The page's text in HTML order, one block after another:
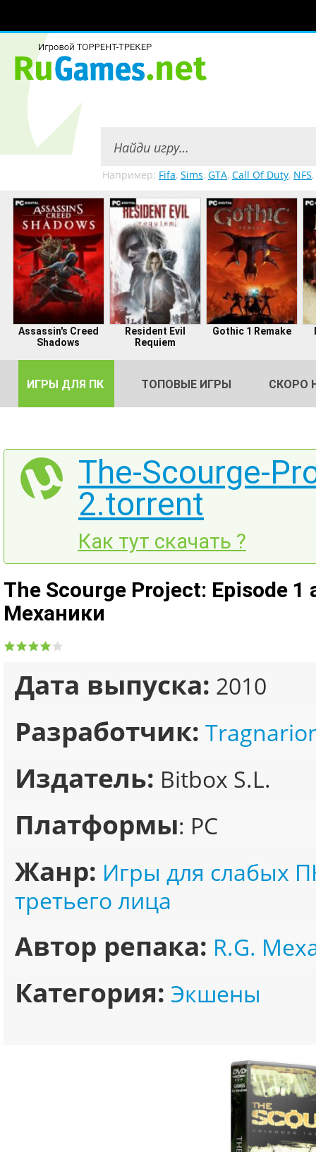
Например: Fifa, Sims, GTA, Call Of Duty, NFS,
Assassin's Creed
Shadows
Resident Evil
Requiem
Gothic 1 Remake
ИГРЫ ДЛЯ ПК ТОПОВЫЕ ИГРЫ СКОРО
The-Scourge-
2.torrent
Как тут скачать ?
The Scourge Project: Episode 1
Механики
Дата выпуска: 2010
Разработчик:
Издатель: Bitbox S.L.
Платформы: PC
Жанр: Игры для слабых
третьего лица
Автор репака: R.G.
Категория: Экшены